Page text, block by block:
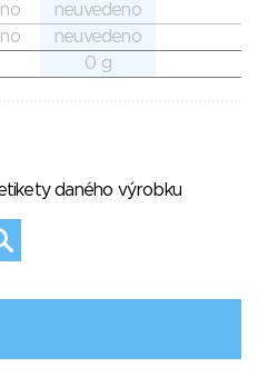
neuvedeno
neuvedeno
0 g
daného výrobku